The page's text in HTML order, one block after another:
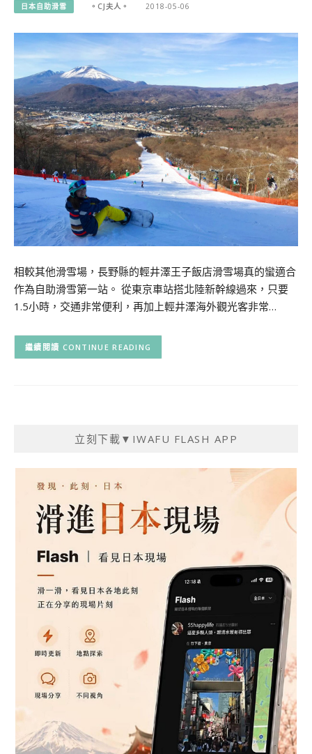
日本自助滑雪 。CJ夫人。 2018-05-06
相較其他滑雪場，長野縣的輕井澤王子飯店滑雪場真的蠻適合
作為自助滑雪第一站。 從東京車站搭北陸新幹線過來，只要
1.5小時，交通非常便利，再加上輕井澤海外觀光客非常…
CONTINUE READING
立刻下載▼IWAFU FLASH APP